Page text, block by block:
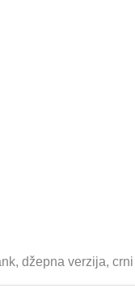
džepna verzija, crni